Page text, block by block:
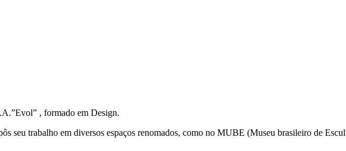
, formado em Design.
seu trabalho em diversos espaços renomados, como no MUBE (Museu brasileiro de